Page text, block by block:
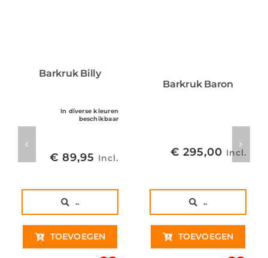
Barkruk Billy
In diverse kleuren
beschikbaar
€ 89,95 Incl.
..
TOEVOEGEN
Barkruk Baron
€ 295,00 Incl.
..
TOEVOEGEN